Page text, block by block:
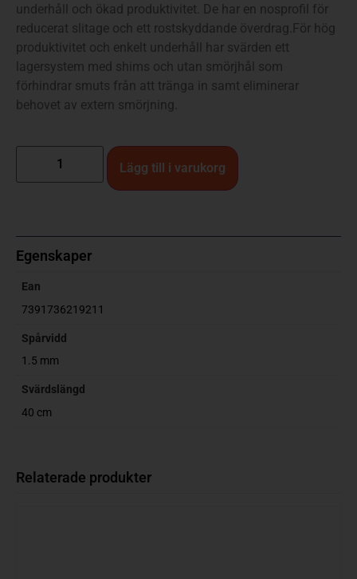
underhåll och ökad produktivitet. De har en nosprofil för
reducerat slitage och ett rostskyddande överdrag.För hög
produktivitet och enkelt underhåll har svärden ett
lagersystem med shims och utan smörjhål som
förhindrar smuts från att tränga in samt eliminerar
behovet av extern smörjning.
Lägg till i varukorg
Egenskaper
Ean
7391736219211
Spårvidd
1.5 mm
Svärdslängd
40 cm
Relaterade produkter